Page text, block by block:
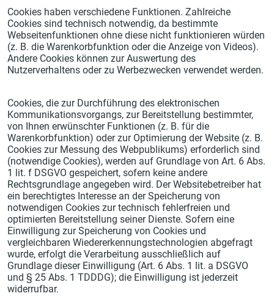
Cookies haben verschiedene Funktionen. Zahlreiche
Cookies sind technisch notwendig, da bestimmte
Webseitenfunktionen ohne diese nicht funktionieren würden
(z. B. die Warenkorbfunktion oder die Anzeige von Videos).
Andere Cookies können zur Auswertung des
Nutzerverhaltens oder zu Werbezwecken verwendet werden.
Cookies, die zur Durchführung des elektronischen
Kommunikationsvorgangs, zur Bereitstellung bestimmter,
von Ihnen erwünschter Funktionen (z. B. für die
Warenkorbfunktion) oder zur Optimierung der Website (z. B.
Cookies zur Messung des Webpublikums) erforderlich sind
(notwendige Cookies), werden auf Grundlage von Art. 6 Abs.
1 lit. f DSGVO gespeichert, sofern keine andere
Rechtsgrundlage angegeben wird. Der Websitebetreiber hat
ein berechtigtes Interesse an der Speicherung von
notwendigen Cookies zur technisch fehlerfreien und
optimierten Bereitstellung seiner Dienste. Sofern eine
Einwilligung zur Speicherung von Cookies und
vergleichbaren Wiedererkennungstechnologien abgefragt
wurde, erfolgt die Verarbeitung ausschließlich auf
Grundlage dieser Einwilligung (Art. 6 Abs. 1 lit. a DSGVO
und § 25 Abs. 1 TDDDG); die Einwilligung ist jederzeit
widerrufbar.